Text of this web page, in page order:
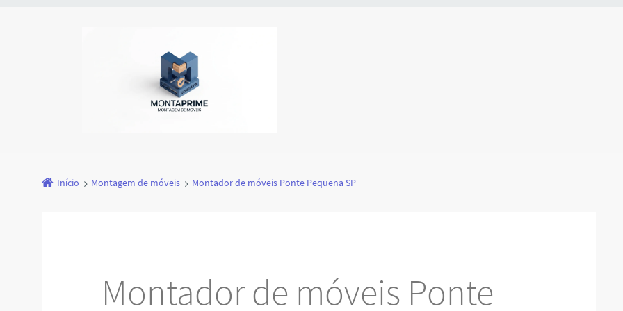
Início Montagem de móveis Montador de móveis Ponte Pequena SP
Montador de móveis Ponte